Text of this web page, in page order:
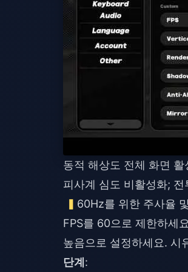
동적 해상도 전체 화면 활
피사계 심도 비활성화; 전
60Hz를 위한 주사율
FPS를 60으로 제한하세
높음으로 설정하세요. 시
단계 :